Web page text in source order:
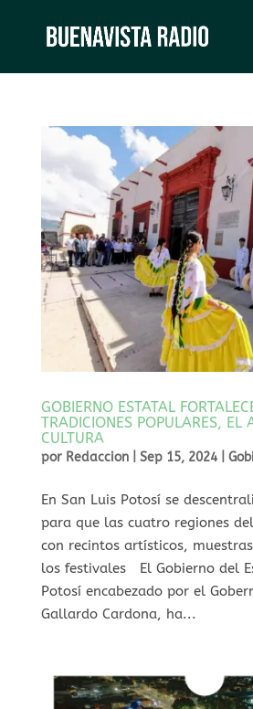
GOBIERNO ESTATAL
TRADICIONES POPULARES, EL
CULTURA
por Redaccion| Sep 15, 2024|
En San Luis Potosí se
para que las cuatro regiones
con recintos artísticos,
los festivales El Gobierno del
Potosí encabezado por el
Gallardo Cardona, ha...